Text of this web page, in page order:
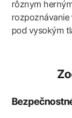
rôznym
pod vysokým